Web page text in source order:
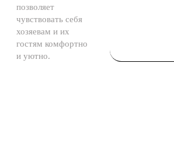
позволяет
чувствовать себя
хозяевам и их
гостям комфортно
и уютно.